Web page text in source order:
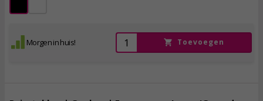
Morgen in huis! Toevoegen